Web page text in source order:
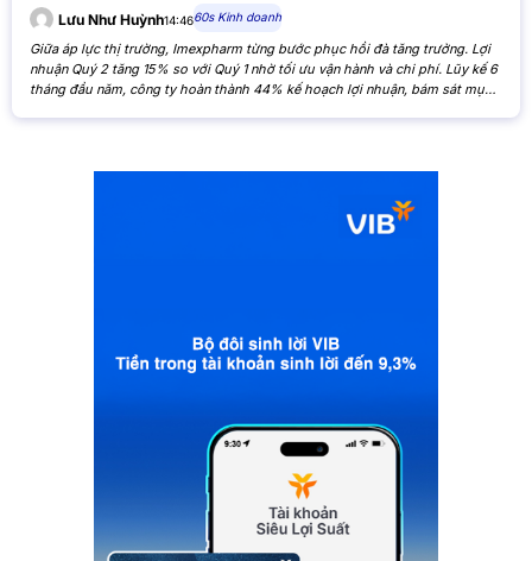
Lưu Như Huỳnh14:4660s Kinh doanh
Giữa áp lực thị trường, Imexpharm từng bước phục hồi đà tăng trưởng. Lợi
nhuận Quý 2 tăng 15% so với Quý 1 nhờ tối ưu vận hành và chi phí. Lũy kế 6
tháng đầu năm, công ty hoàn thành 44% kế hoạch lợi nhuận, bám sát mục